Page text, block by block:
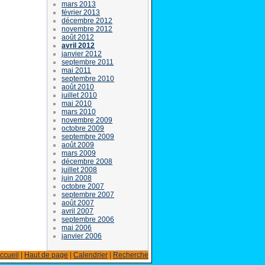
mars 2013
février 2013
décembre 2012
novembre 2012
août 2012
avril 2012
janvier 2012
septembre 2011
mai 2011
septembre 2010
août 2010
juillet 2010
mai 2010
mars 2010
novembre 2009
octobre 2009
septembre 2009
août 2009
mars 2009
décembre 2008
juillet 2008
juin 2008
octobre 2007
septembre 2007
août 2007
avril 2007
septembre 2006
mai 2006
janvier 2006
| Haut de page | Calendrier | Recherche